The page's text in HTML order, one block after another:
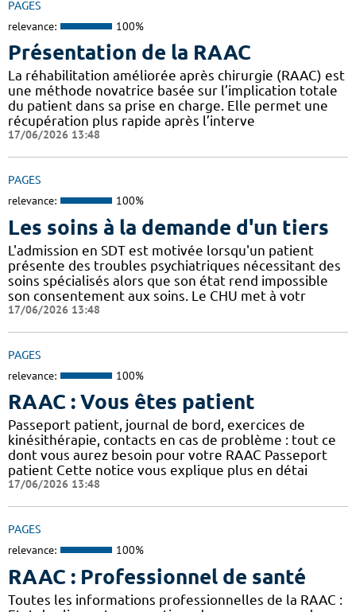
PAGES
relevance: 100%
Présentation de la RAAC
La réhabilitation améliorée après chirurgie (RAAC) est
une méthode novatrice basée sur l’implication totale
du patient dans sa prise en charge. Elle permet une
récupération plus rapide après l’interve
17/06/2026 13:48
PAGES
relevance: 100%
Les soins à la demande d'un tiers
L'admission en SDT est motivée lorsqu'un patient
présente des troubles psychiatriques nécessitant des
soins spécialisés alors que son état rend impossible
son consentement aux soins. Le CHU met à votr
17/06/2026 13:48
PAGES
relevance: 100%
RAAC : Vous êtes patient
Passeport patient, journal de bord, exercices de
kinésithérapie, contacts en cas de problème : tout ce
dont vous aurez besoin pour votre RAAC Passeport
patient Cette notice vous explique plus en détai
17/06/2026 13:48
PAGES
relevance: 100%
RAAC : Professionnel de santé
Toutes les informations professionnelles de la RAAC :